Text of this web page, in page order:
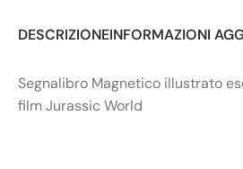
DESCRIZIONEINFORMAZIONI
Segnalibro Magnetico illustrato
film Jurassic World